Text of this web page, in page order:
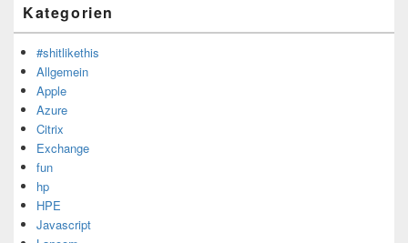
Kategorien
#shitlikethis
Allgemein
Apple
Azure
Citrix
Exchange
fun
hp
HPE
Javascript